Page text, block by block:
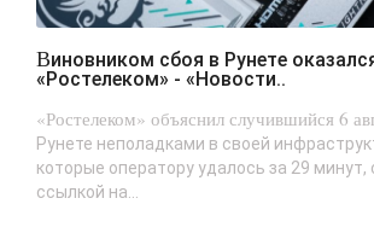
Виновником сбоя в Рунете оказался
«Ростелеком» - «Новости..
«Ростелеком» объяснил случившийся 6
Рунете неполадками в своей
которые оператору удалось за 29
ссылкой на...